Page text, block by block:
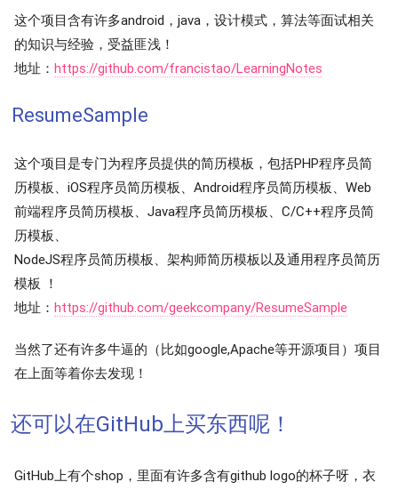
这个项目含有许多android，java，设计模式，算法等面试相关
的知识与经验，受益匪浅！
地址： https://github.com/francistao/LearningNotes
ResumeSample
这个项目是专门为程序员提供的简历模板，包括PHP程序员简
历模板、iOS程序员简历模板、Android程序员简历模板、Web
前端程序员简历模板、Java程序员简历模板、C/C++程序员简
历模板、
NodeJS程序员简历模板、架构师简历模板以及通用程序员简历
模板 ！
地址： https://github.com/geekcompany/ResumeSample
当然了还有许多牛逼的（比如google,Apache等开源项目）项目
在上面等着你去发现！
还可以在GitHub上买东西呢！
GitHub上有个shop，里面有许多含有github logo的杯子呀，衣